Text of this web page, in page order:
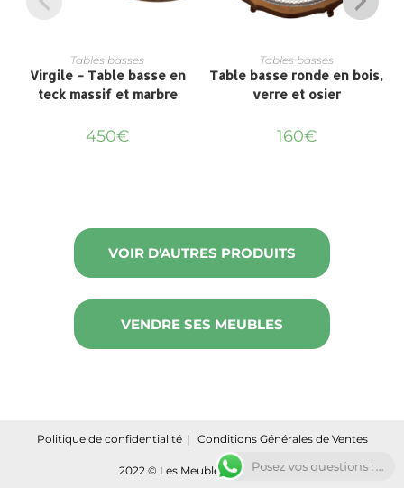
Tables basses
Virgile – Table basse en
teck massif et marbre
450€
Tables basses
Table basse ronde en bois,
verre et osier
160€
VOIR D'AUTRES PRODUITS
VENDRE SES MEUBLES
Politique de confidentialité Conditions Générales de Ventes
2022 © Les Meubles CirculairesPosez vos questions : ...